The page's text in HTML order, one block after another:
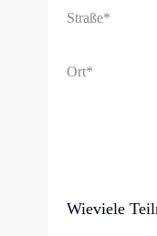
Straße*
Ort*
Wieviele